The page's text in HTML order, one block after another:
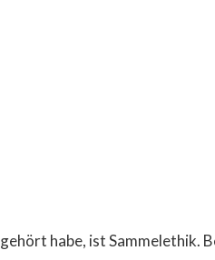
habe, ist Sammelethik.